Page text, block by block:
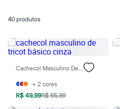
Básicos
Casacos e Jaquetas
Jeans
Macacões
Saias
Shorts e Bermudas
Vestidos
Acessórios
Bolsas
40 produtos
Cachecol Masculino De Tricot Básico Cinza
+ 2 cores
R$ 49,99R$ 55,99